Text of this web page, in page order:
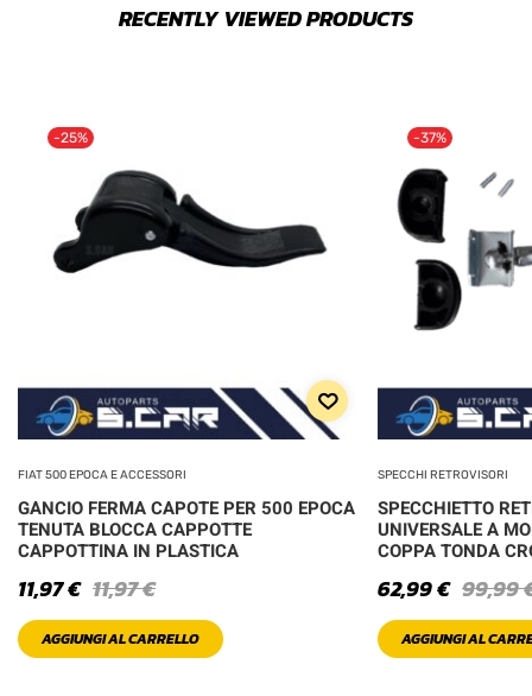
RECENTLY VIEWED PRODUCTS
-25%
FIAT 500 EPOCA E ACCESSORI
GANCIO FERMA CAPOTE PER 500 EPOCA
TENUTA BLOCCA CAPPOTTE
CAPPOTTINA IN PLASTICA
11,97€
11,97€
AGGIUNGI AL CARRELLO
-37%
SPECCHI RETROVISORI
SPECCHIETTO
UNIVERSALE A
COPPA TONDA
99,99
62,99€
AGGIUNGI AL